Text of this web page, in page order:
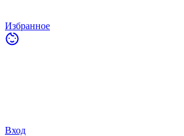
Избранное
Вход